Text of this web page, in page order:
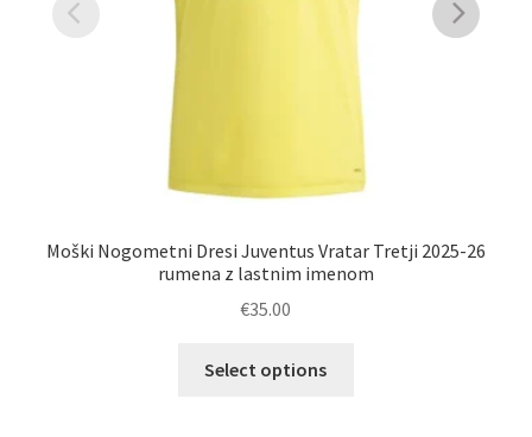
Moški Nogometni Dresi Juventus Vratar Tretji 2025-26
rumena z lastnim imenom
€35.00
Select options